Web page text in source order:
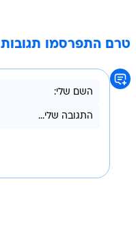
טרם התפרסמו תגובות